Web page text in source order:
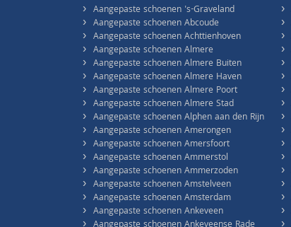
› Aangepaste schoenen 's-Graveland
› Aangepaste schoenen Abcoude
› Aangepaste schoenen Achttienhoven
› Aangepaste schoenen Almere
› Aangepaste schoenen Almere Buiten
› Aangepaste schoenen Almere Haven
› Aangepaste schoenen Almere Poort
› Aangepaste schoenen Almere Stad
› Aangepaste schoenen Alphen aan den Rijn
› Aangepaste schoenen Amerongen
› Aangepaste schoenen Amersfoort
› Aangepaste schoenen Ammerstol
› Aangepaste schoenen Ammerzoden
› Aangepaste schoenen Amstelveen
› Aangepaste schoenen Amsterdam
› Aangepaste schoenen Ankeveen
›
›
›
›
›
›
›
›
›
›
›
›
›
›
›
›